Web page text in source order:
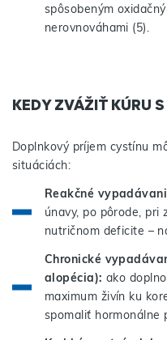
spôsobeným
nerovnováhami (5).
KEDY ZVÁŽIŤ KÚRU
Doplnkový príjem cystínu
situáciách:
Reakčné
únavy, po pôrode, pri
nutričnom deficite –
Chronické
alopécia): ako
maximum živín ku
spomaliť hormonálne